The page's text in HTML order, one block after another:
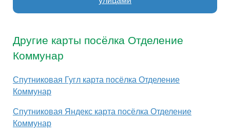
Другие карты посёлка Отделение
Коммунар
Спутниковая Гугл карта посёлка Отделение
Коммунар
Спутниковая Яндекс карта посёлка Отделение
Коммунар